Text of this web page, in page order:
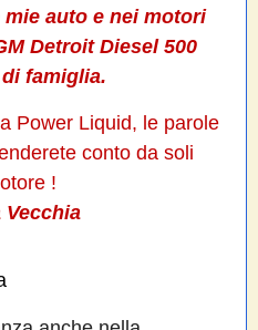
auto e nei motori
Detroit Diesel 500
famiglia.
Power Liquid, le parole
conto da soli
!
Vecchia